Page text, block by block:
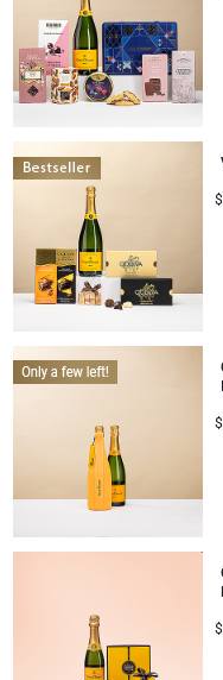
Trixie bébé &
Veuve Clicquot
Romance
Cadeaux pour elle
Cadeaux pour lui
Bon
Cadeaux pour
Cadeaux pour
Cadeaux de Noël
$
$
$